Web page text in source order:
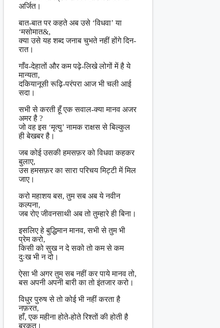
अर्जित।
बात-बात पर कहते अब उसे ‘विधवा’ या
‘मसोमात&,
क्या उसे यह शब्द जनाब चुभते नहीं होंगे दिन-
रात।
गाँव-देहातों और कम पढ़े-लिखे लोगों में है ये
मान्यता,
दकियानूसी रूढ़ि-परंपरा आज भी चली आई
सदा।
सभी से करती हूँ एक सवाल-क्या मानव अजर
अमर है ?
जो वह इस ‘मृत्यु’ नामक राक्षस से बिल्कुल
ही बेखबर है।
जब कोई उसकी हमसफ़र को विधवा कहकर
बुलाए,
उस हमसफ़र का सारा परिचय मिट्टी में मिल
जाए।
करो महाशय बस, तुम सब अब ये नवीन
कल्पना,
जब रोए जीवनसाथी अब तो तुम्हारे ही बिना।
इसलिए हे बुद्धिमान मानव, सभी से तुम भी
प्रेम करो,
किसी को सुख न दे सको तो कम से कम
दुःख भी न दो।
ऐसा भी अगर तुम सब नहीं कर पाये मानव तो,
बस अपनी अपनी बारी का तो इंतजार करो।
विधुर पुरुष से तो कोई भी नहीं करता है
नफ़रत,
हाँ, एक महीना होते-होते रिश्तों की होती है
बरकत।